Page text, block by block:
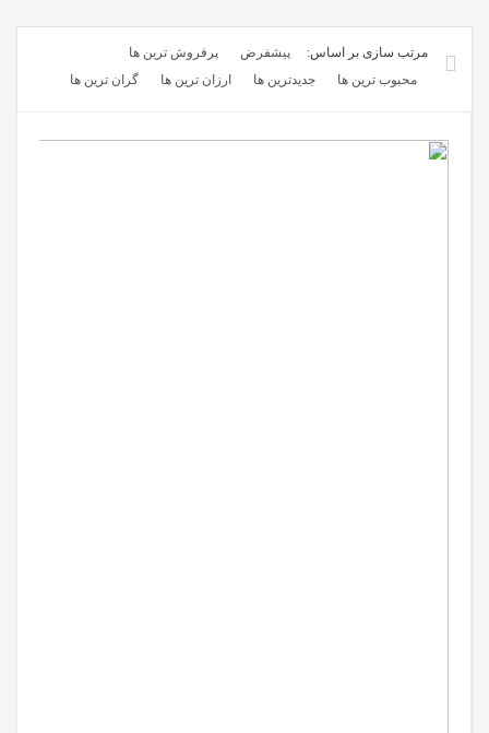
پیشفرض
پرفروش ترین ها
محبوب ترین ها
جدیدترین ها ارزان ترین ها گران ترین ها